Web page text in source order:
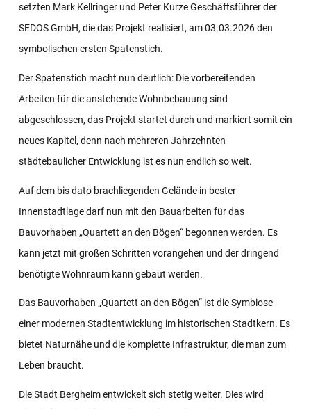
setzten Mark Kellringer und Peter Kurze Geschäftsführer der
SEDOS GmbH, die das Projekt realisiert, am 03.03.2026 den
symbolischen ersten Spatenstich.
Der Spatenstich macht nun deutlich: Die vorbereitenden
Arbeiten für die anstehende Wohnbebauung sind
abgeschlossen, das Projekt startet durch und markiert somit ein
neues Kapitel, denn nach mehreren Jahrzehnten
städtebaulicher Entwicklung ist es nun endlich so weit.
Auf dem bis dato brachliegenden Gelände in bester
Innenstadtlage darf nun mit den Bauarbeiten für das
Bauvorhaben „Quartett an den Bögen“ begonnen werden. Es
kann jetzt mit großen Schritten vorangehen und der dringend
benötigte Wohnraum kann gebaut werden.
Das Bauvorhaben „Quartett an den Bögen“ ist die Symbiose
einer modernen Stadtentwicklung im historischen Stadtkern. Es
bietet Naturnähe und die komplette Infrastruktur, die man zum
Leben braucht.
Die Stadt Bergheim entwickelt sich stetig weiter. Dies wird